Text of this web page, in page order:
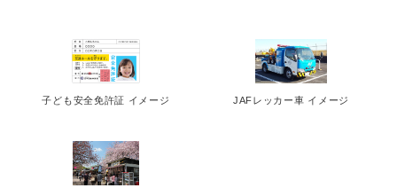
子ども安全免許証 イメージ JAFレッカー車 イメージ